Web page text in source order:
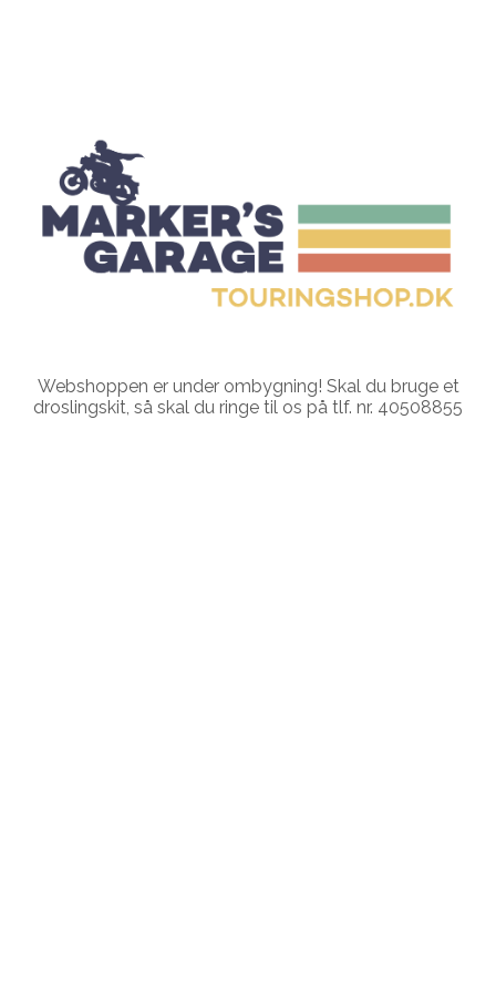
Webshoppen er under ombygning! Skal du bruge et
droslingskit, så skal du ringe til os på tlf. nr. 40508855